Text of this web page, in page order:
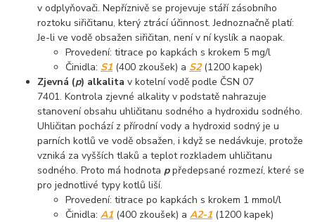
v odplyňovači. Nepříznivě se projevuje stáří zásobního
roztoku siřičitanu, který ztrácí účinnost. Jednoznačně platí:
Je-li ve vodě obsažen siřičitan, není v ní kyslík a naopak.
Provedení: titrace po kapkách s krokem 5 mg/l
Činidla: S1 (400 zkoušek) a S2 (1200 kapek)
Zjevná (p) alkalita v kotelní vodě podle ČSN 07
7401. Kontrola zjevné alkality v podstatě nahrazuje
stanovení obsahu uhličitanu sodného a hydroxidu sodného.
Uhličitan pochází z přírodní vody a hydroxid sodný je u
parních kotlů ve vodě obsažen, i když se nedávkuje, protože
vzniká za vyšších tlaků a teplot rozkladem uhličitanu
sodného. Proto má hodnotappředepsané rozmezí, které se
pro jednotlivé typy kotlů liší.
Provedení: titrace po kapkách s krokem 1 mmol/l
Činidla:A1 (400 zkoušek) aA2-1 (1200 kapek)